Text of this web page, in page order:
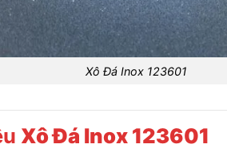
Xô Đá Inox 123601
Xô Đá Inox 123601